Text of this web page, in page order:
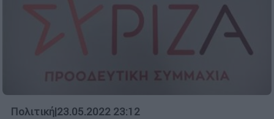
Πολιτική|23.05.2022 23:12